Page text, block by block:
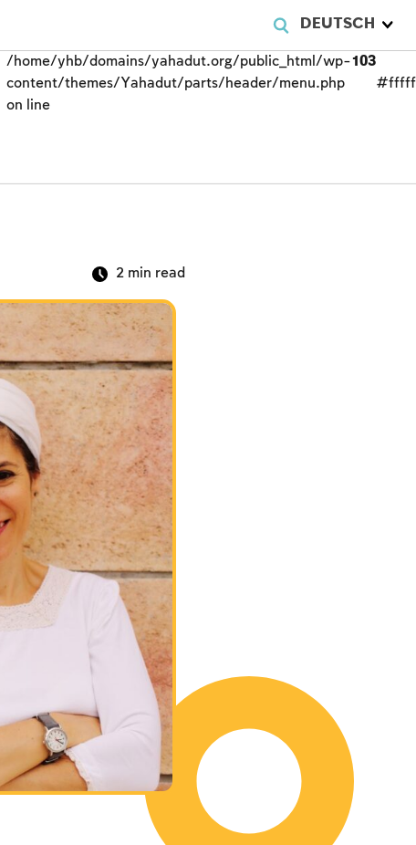
DEUTSCH
/home/yhb/domains/yahadut.org/public_html/wp-
content/themes/Yahadut/parts/header/menu.php
on line
103
2 min read